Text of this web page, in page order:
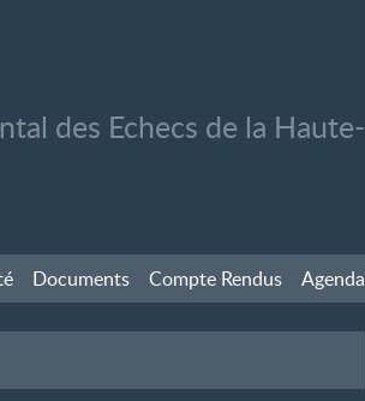
des Echecs de la Haute-
Documents Compte Rendus Agenda